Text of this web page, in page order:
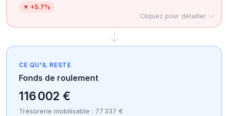
▼ +5.7%
Cliquez pour détailler
CE QU'IL RESTE
Fonds de roulement
116 002 €
Trésorerie mobilisable : 77 337 €